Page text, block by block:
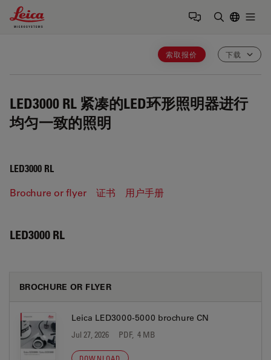
Leica Microsystems Logo
索取报价 下载
LED3000 RL 紧凑的LED环形照明器进行
均匀一致的照明
LED3000 RL
Brochure or flyer 证书 用户手册
LED3000 RL
BROCHURE OR FLYER
Leica LED3000-5000 brochure CN
Jul 27, 2026 PDF, 4 MB